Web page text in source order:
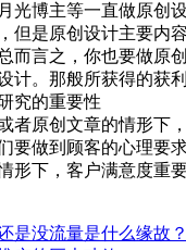
光博主等一直做原创
但是原创设计主要内
而言之，你也要做原
计。那般所获得的获
究的重要性
者原创文章的情形下
要做到顾客的心理要
形下，客户满意度重
是没流量是什么缘故？